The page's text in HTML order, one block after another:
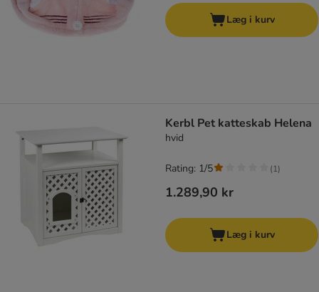
Læg i kurv
Kerbl Pet katteskab Helena
hvid
1.289,90 kr
Rating: 1/5 (1)
Læg i kurv